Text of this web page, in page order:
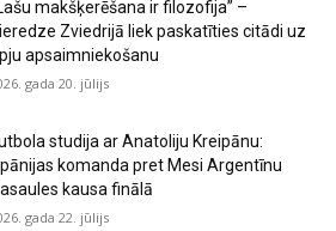
makšķerēšana ir filozofija” –
Zviedrijā liek paskatīties citādi uz
apsaimniekošanu
gada 20. jūlijs
studija ar Anatoliju Kreipānu:
komanda pret Mesi Argentīnu
kausa finālā
gada 22. jūlijs